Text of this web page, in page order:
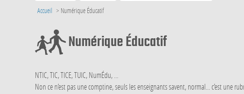
Accueil > Numérique Éducatif
Numérique Éducatif
NTIC, TIC, TICE, TUIC, NumÉdu, ...
Non ce n’est pas une comptine, seuls les enseignants savent, normal... c’est une